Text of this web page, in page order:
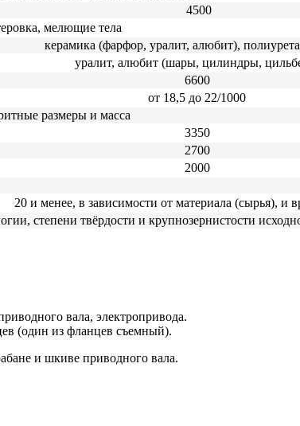
4500
мелющие тела
керамика (фарфор, уралит, алюбит),
уралит, алюбит (шары, цилиндры,
6600
от 18,5 до 22/1000
размеры и масса
3350
2700
2000
20 и менее, в зависимости от материала (сырья), и
степени твёрдости и крупнозернистости
вала, электропривода.
(один из фланцев съемный).
и шкиве приводного вала.